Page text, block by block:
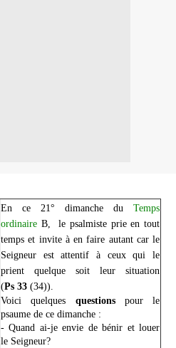
En ce 21° dimanche du Temps
ordinaire B, le psalmiste prie en tout
temps et invite à en faire autant car le
Seigneur est attentif à ceux qui le
prient quelque soit leur situation
(Ps 33 (34)).
Voici quelques questions pour le
psaume de ce dimanche :
- Quand ai-je envie de bénir et louer
le Seigneur?